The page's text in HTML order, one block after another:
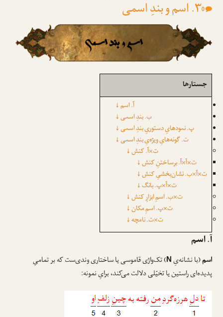
۳. اسم و بندِ اسمی 0
جستارها
آ. اسم↓
ب. بندِ اسمی↓
پ. نمودهایِ دستوریِ بندِ اسمی↓
ت. گونه‌هایِ ویژه‌یِ بندِ اسمی↓
ت×آ. کنش↓
ت×آ×آ. برساختنِ کنش↓
ت×آ×ب. نشان‌بخشیِ کنش↓
ت×آ×پ. بانگ↓
ت×ب. اسمِ ابزارِ کنش↓
ت×پ. اسمِ مکان↓
ت×ت. نامچه↓
آ. اسم
اسم(با نشانه‌یِ N) تک‌واژی قاموسی یا ساختاری وندی‌ست که بر تمامیِ
پدیده‌ای راستین یا تخیّلی دلالت می‌کند، برایِ نمونه: